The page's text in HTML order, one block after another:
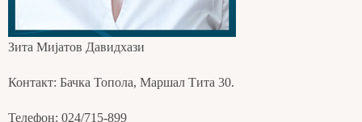
Зита Мијатов Давидхази
Контакт: Бачка Топола, Маршал Тита 30.
Телефон: 024/715-899